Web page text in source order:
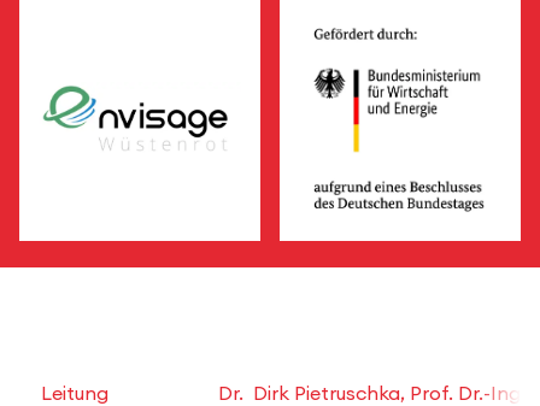
Leitung Dr. Dirk Pietruschka, Prof. Dr.-Ing.